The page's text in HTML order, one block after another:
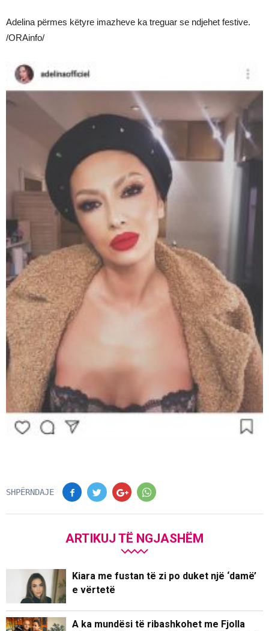
Adelina përmes këtyre imazheve ka treguar se ndjehet festive.
/ORAinfo/
SHPËRNDAJE
ARTIKUJ TË NGJASHËM
Kiara me fustan të zi po duket një ‘damë’
e vërtetë
A ka mundësi të ribashkohet me Fjolla